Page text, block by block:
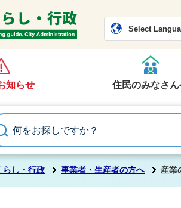
常
Select
知らせ 住民のみなさん
らし・行政 事業者・生産者の方へ 産業